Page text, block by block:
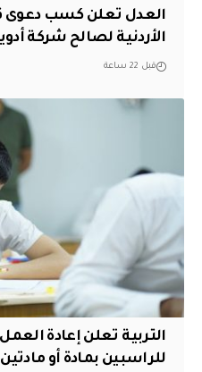
العدل تعلن كسب دعوى
الأردنية لصالح شركة
قبل 22 ساعة
التربية تعلن إعادة
للراسبين بمادة أو